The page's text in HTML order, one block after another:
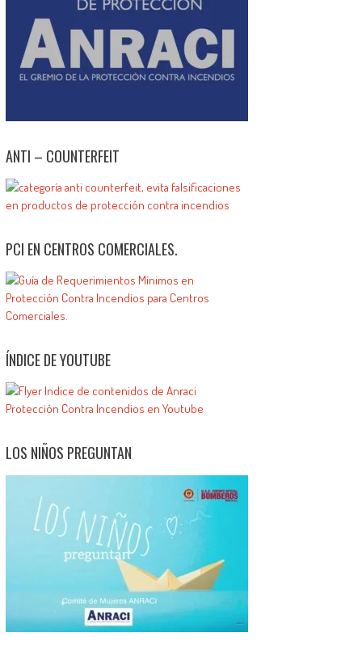
ANTI – COUNTERFEIT
PCI EN CENTROS COMERCIALES.
ÍNDICE DE YOUTUBE
LOS NIÑOS PREGUNTAN